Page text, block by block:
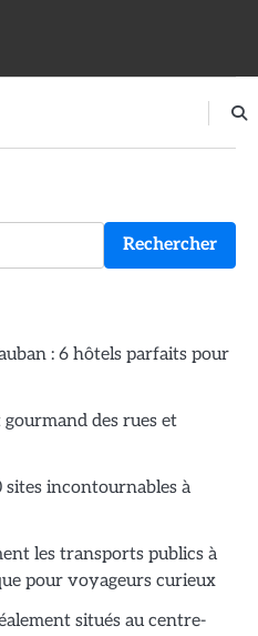
Rechercher
: 6 hôtels parfaits pour
des rues et
incontournables à
les transports publics à
pour voyageurs curieux
situés au centre-